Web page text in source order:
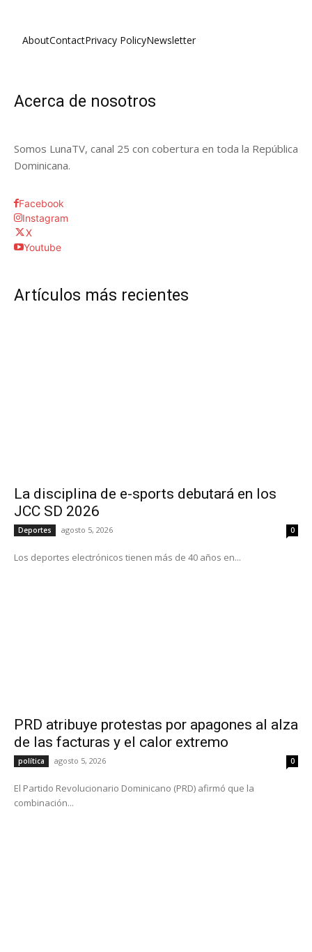
AboutContactPrivacy PolicyNewsletter
Acerca de nosotros
Somos LunaTV, canal 25 con cobertura en toda la República
Dominicana.
Facebook
Instagram
X
Youtube
Artículos más recientes
La disciplina de e-sports debutará en los
JCC SD 2026
Deportes agosto 5, 2026 0
Los deportes electrónicos tienen más de 40 años en...
PRD atribuye protestas por apagones al alza
de las facturas y el calor extremo
política agosto 5, 2026 0
El Partido Revolucionario Dominicano (PRD) afirmó que la
combinación...